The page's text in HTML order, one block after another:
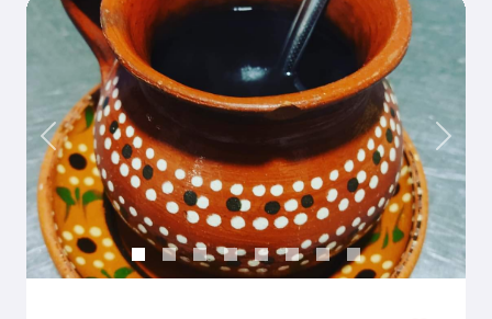
Previous Next